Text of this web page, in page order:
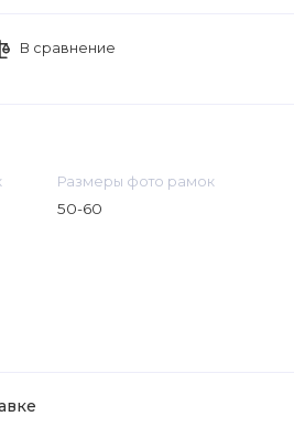
В сравнение
Размеры фото рамок
50-60